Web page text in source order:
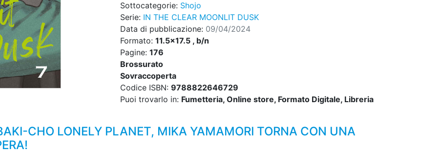
Sottocategorie: Shojo
Serie: IN THE CLEAR MOONLIT DUSK
Data di pubblicazione: 09/04/2024
Formato: 11.5x17.5 , b/n
Pagine: 176
Brossurato
Sovraccoperta
Codice ISBN: 9788822646729
Puoi trovarlo in: Fumetteria, Online store, Formato Digitale, Libreria
CHO LONELY PLANET, MIKA YAMAMORI TORNA CON UNA